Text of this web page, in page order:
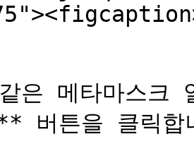
은 메타마스크
버튼을 클릭합